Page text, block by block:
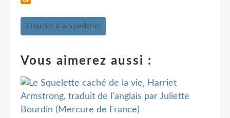
S'inscrire à la newsletter
Vous aimerez aussi :